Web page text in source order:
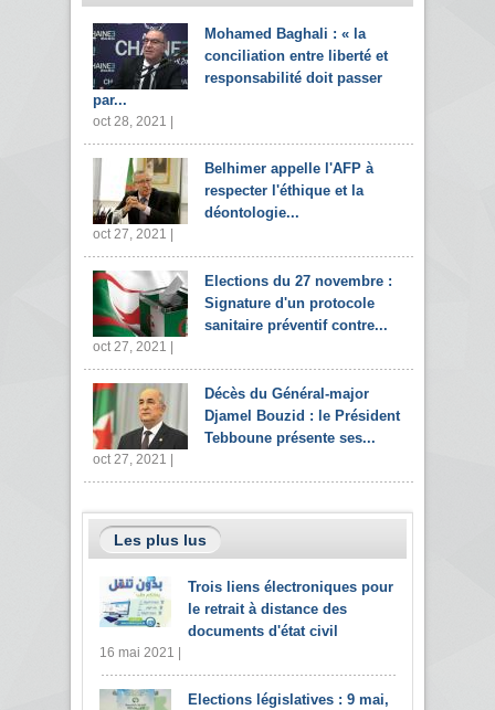
Mohamed Baghali : « la
conciliation entre liberté et
responsabilité doit passer
par...
oct 28, 2021 |
Belhimer appelle l'AFP à
respecter l'éthique et la
déontologie...
oct 27, 2021 |
Elections du 27 novembre :
Signature d'un protocole
sanitaire préventif contre...
oct 27, 2021 |
Décès du Général-major
Djamel Bouzid : le Président
Tebboune présente ses...
oct 27, 2021 |
Les plus lus
Trois liens électroniques pour
le retrait à distance des
documents d'état civil
16 mai 2021 |
Elections législatives : 9 mai,